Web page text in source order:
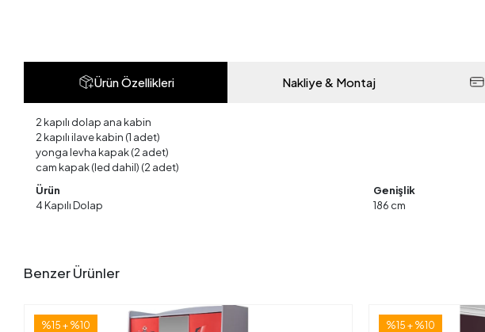
Ürün Özellikleri Nakliye & Montaj
2 kapılı dolap ana kabin
2 kapılı ilave kabin (1 adet)
yonga levha kapak (2 adet)
cam kapak (led dahil) (2 adet)
Ürün
Genişlik
4 Kapılı Dolap
186 cm
Benzer Ürünler
%15 + %10 %15 + %10